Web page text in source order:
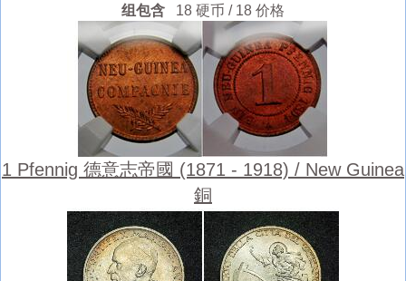
组包含 18 硬币 / 18 价格
1 Pfennig 德意志帝國 (1871 - 1918) / New Guinea
銅